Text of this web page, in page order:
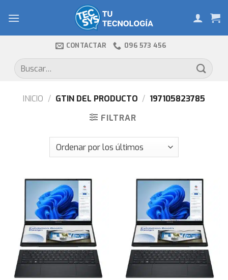
CONTACTAR 096 573 456
Buscar
por:
INICIO / GTIN DEL PRODUCTO / 197105823785
FILTRAR